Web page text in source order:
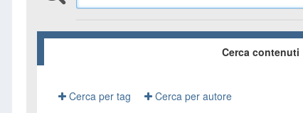
Cerca contenuti
Cerca per tag Cerca per autore